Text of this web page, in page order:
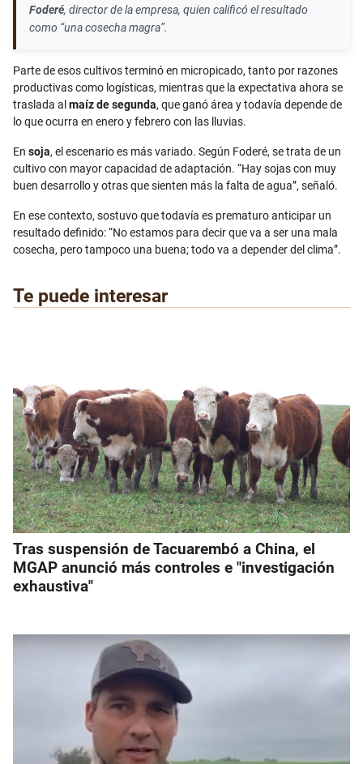
Foderé, director de la empresa, quien calificó el resultado
como “una cosecha magra”.
Parte de esos cultivos terminó en micropicado, tanto por razones
productivas como logísticas, mientras que la expectativa ahora se
traslada al maíz de segunda, que ganó área y todavía depende de
lo que ocurra en enero y febrero con las lluvias.
En soja, el escenario es más variado. Según Foderé, se trata de un
cultivo con mayor capacidad de adaptación. “Hay sojas con muy
buen desarrollo y otras que sienten más la falta de agua”, señaló.
En ese contexto, sostuvo que todavía es prematuro anticipar un
resultado definido: “No estamos para decir que va a ser una mala
cosecha, pero tampoco una buena; todo va a depender del clima”.
Te puede interesar
Tras suspensión de Tacuarembó a China, el
MGAP anunció más controles e "investigación
exhaustiva"